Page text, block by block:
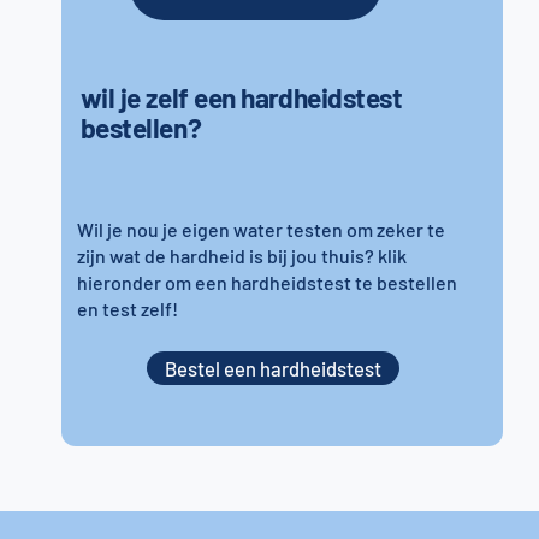
wil je zelf een hardheidstest
bestellen?
Wil je nou je eigen water testen om zeker te
zijn wat de hardheid is bij jou thuis? klik
hieronder om een hardheidstest te bestellen
en test zelf!
Bestel een hardheidstest